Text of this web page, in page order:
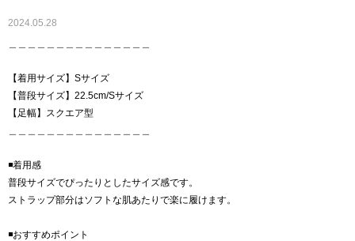
2024.05.28
【着用サイズ】Sサイズ
【普段サイズ】22.5cm/Sサイズ
【足幅】スクエア型
◾️着用感
普段サイズでぴったりとしたサイズ感です。
ストラップ部分はソフトな肌あたりで楽に履けます。
◾️おすすめポイント